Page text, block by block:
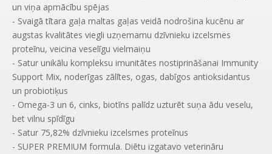
un viņa apmācību spējas
- Svaigā tītara gaļa maltas gaļas veidā nodrošina kucēnu ar
augstas kvalitātes viegli uzņemamu dzīvnieku izcelsmes
proteīnu, veicina veselīgu vielmaiņu
- Satur unikālu kompleksu imunitātes nostiprināšanai Immunity
Support Mix, noderīgas zālītes, ogas, dabīgos antioksidantus
un probiotiķus
- Omega-3 un 6, cinks, biotīns palīdz uzturēt suņa ādu veselu,
bet vilnu spīdīgu
- Satur 75,82% dzīvnieku izcelsmes proteīnus
- SUPER PREMIUM formula. Diētu izgatavo veterināru